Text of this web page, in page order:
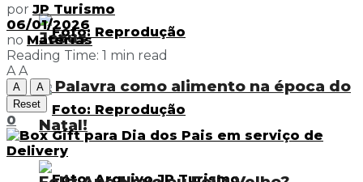
A Palavra como alimento na época do
Natal!
Jesus
por JP Turismo
06/01/2026
no Matérias
Reading Time: 1 min read
A A
A
A
Reset
0